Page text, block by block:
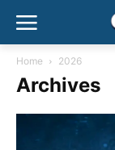
Home 2026
Archives